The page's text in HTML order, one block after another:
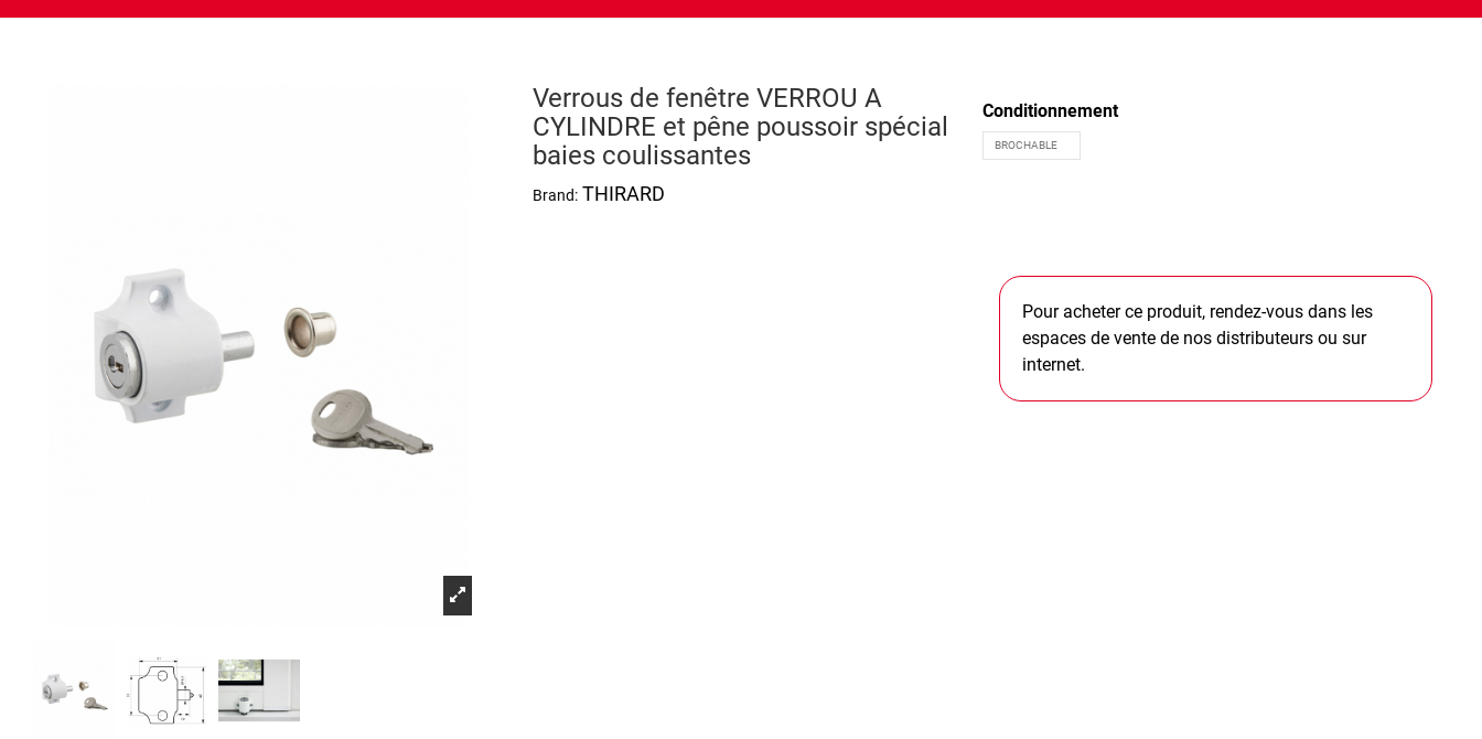
Verrous de fenêtre VERROU A
CYLINDRE et pêne poussoir spécial
baies coulissantes
Brand: THIRARD
Conditionnement
Pour acheter ce produit, rendez-vous dans les
espaces de vente de nos distributeurs ou sur
internet.